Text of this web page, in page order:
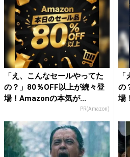
「え、こんなセールやってた
の？」80％OFF以上が続々登
場！Amazonの本気が...
PR(Amazon)
の
場